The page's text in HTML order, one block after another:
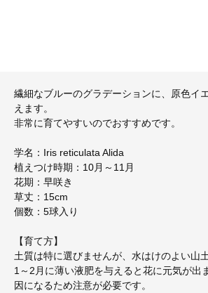
繊細なブルーのグラデーションに、原色イ
えます。
非常に育てやすいのでおすすめです。
学名：Iris reticulata Alida
植えつけ時期：10月～11月
花期：早咲き
草丈：15cm
個数：5球入り
【育て方】
土質は特に選びませんが、水はけのよい山
1～2月に薄い液肥を与えると花に元気が出
因になるため注意が必要です。